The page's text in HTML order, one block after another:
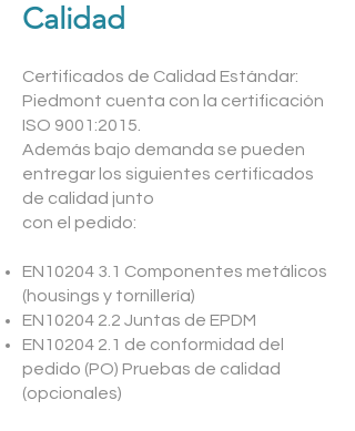
Calidad
Certificados de Calidad Estándar:
Piedmont cuenta con la certificación
ISO 9001:2015.
Además bajo demanda se pueden
entregar los siguientes certificados
de calidad junto
con el pedido:
EN10204 3.1 Componentes metálicos
(housings y tornillería)
EN10204 2.2 Juntas de EPDM
EN10204 2.1 de conformidad del
pedido (PO) Pruebas de calidad
(opcionales)